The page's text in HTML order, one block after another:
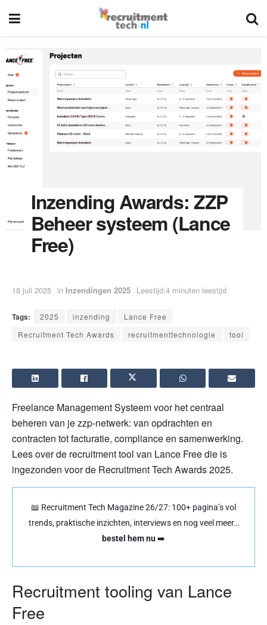
Inzending Awards: ZZP
Beheer systeem (Lance
Free)
18 juli 2025 in Inzendingen 2025 Leestijd:4 minuten leestijd
Tags: 2025 inzending
Lance Free
Recruitment Tech Awards
recruitmenttechnologie tool
Freelance Management Systeem voor het centraal
beheren van je zzp-netwerk: van opdrachten en
contracten tot facturatie, compliance en samenwerking.
Lees over de recruitment tool van Lance Free die is
ingezonden voor de Recruitment Tech Awards 2025.
📖 Recruitment Tech Magazine 26/27: 100+ pagina’s vol
trends, praktische inzichten, interviews en nog veel meer…
bestel hem nu➡️
Recruitment tooling van Lance
Free